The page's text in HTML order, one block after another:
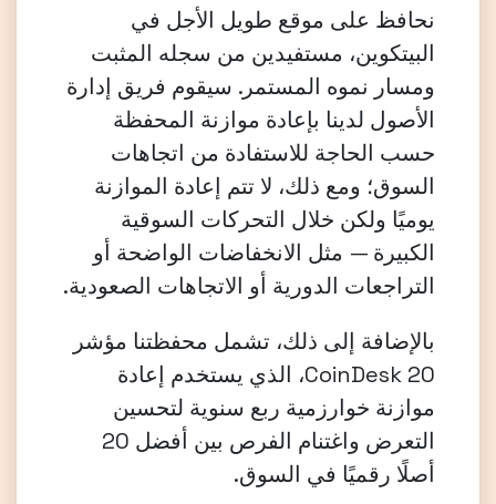
نحافظ على موقع طويل الأجل في
البيتكوين، مستفيدين من سجله المثبت
ومسار نموه المستمر. سيقوم فريق إدارة
الأصول لدينا بإعادة موازنة المحفظة
حسب الحاجة للاستفادة من اتجاهات
السوق؛ ومع ذلك، لا تتم إعادة الموازنة
يوميًا ولكن خلال التحركات السوقية
الكبيرة — مثل الانخفاضات الواضحة أو
التراجعات الدورية أو الاتجاهات الصعودية.
بالإضافة إلى ذلك، تشمل محفظتنا مؤشر
CoinDesk 20، الذي يستخدم إعادة
موازنة خوارزمية ربع سنوية لتحسين
التعرض واغتنام الفرص بين أفضل 20
أصلًا رقميًا في السوق.